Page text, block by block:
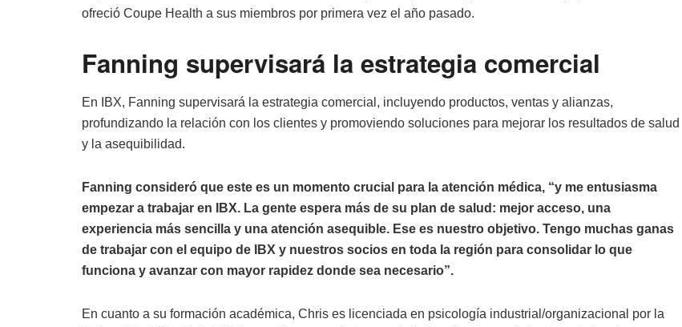
ofreció Coupe Health a sus miembros por primera vez el año pasado.
Fanning supervisará la estrategia comercial
En IBX, Fanning supervisará la estrategia comercial, incluyendo productos, ventas y alianzas,
profundizando la relación con los clientes y promoviendo soluciones para mejorar los resultados de salud
y la asequibilidad.
Fanning consideró que este es un momento crucial para la atención médica, “y me entusiasma
empezar a trabajar en IBX. La gente espera más de su plan de salud: mejor acceso, una
experiencia más sencilla y una atención asequible. Ese es nuestro objetivo. Tengo muchas ganas
de trabajar con el equipo de IBX y nuestros socios en toda la región para consolidar lo que
funciona y avanzar con mayor rapidez donde sea necesario”.
En cuanto a su formación académica, Chris es licenciada en psicología industrial/organizacional por la